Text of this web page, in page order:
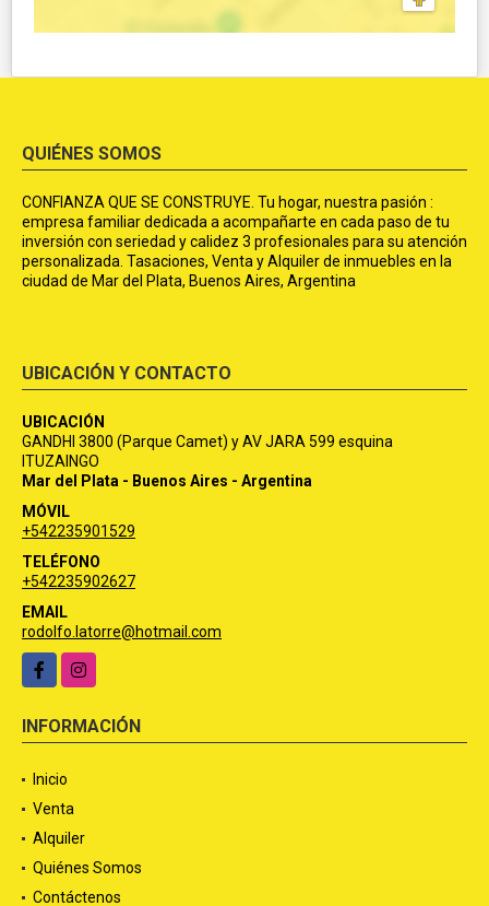
QUIÉNES SOMOS
CONFIANZA QUE SE CONSTRUYE. Tu hogar, nuestra pasión :
empresa familiar dedicada a acompañarte en cada paso de tu
inversión con seriedad y calidez 3 profesionales para su atención
personalizada. Tasaciones, Venta y Alquiler de inmuebles en la
ciudad de Mar del Plata, Buenos Aires, Argentina
UBICACIÓN Y CONTACTO
UBICACIÓN
GANDHI 3800 (Parque Camet) y AV JARA 599 esquina
ITUZAINGO
Mar del Plata - Buenos Aires - Argentina
MÓVIL
+542235901529
TELÉFONO
+542235902627
EMAIL
rodolfo.latorre@hotmail.com
FacebookInstagram
INFORMACIÓN
Inicio
Venta
Alquiler
Quiénes Somos
Contáctenos